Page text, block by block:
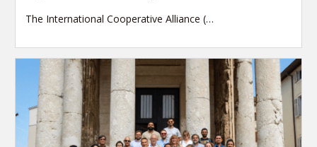
The International Cooperative Alliance (…